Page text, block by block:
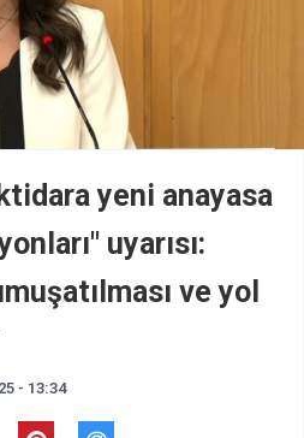
yeni anayasa
uyarısı:
ve yol
- 13:34